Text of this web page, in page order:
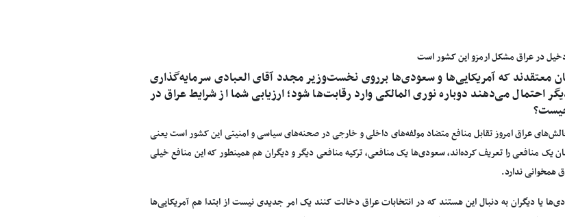
در عراق مشکل ارمزو این کشور است
معتقدند که آمریکایی‌ها و سعودی‌ها برروی نخست‌وزیر مجدد آقای العبادی سرمایه‌گذاری
احتمال می‌دهند دوباره نوری المالکی وارد رقابت‌ها شود؛ ارزیابی شما از شرایط عراق در
عراق امروز تقابل منافع متضاد مولفه‌های داخلی و خارجی در صحنه‌های سیاسی و امنیتی این کشور است یعنی
یک منافعی را تعریف کرد‌ه‌اند، سعودی‌ها یک منافعی، ترکیه منافعی دیگر و دیگران هم همینطور که این منافع خیلی
همخوانی ندارد.
یا دیگران به دنبال این هستند که در انتخابات عراق دخالت کنند یک امر جدیدی نیست از ابتدا هم آمریکایی‌ها